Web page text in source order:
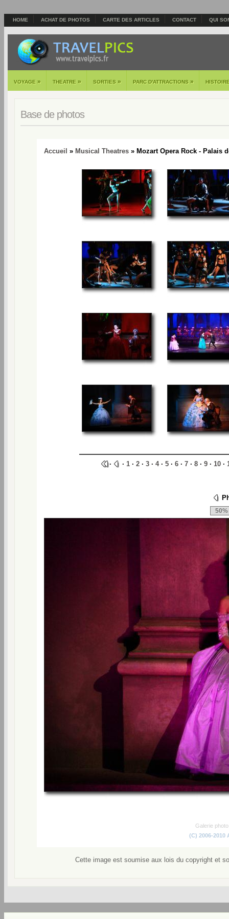
HOME ACHAT DE PHOTOS CARTE DES ARTICLES CONTACT QUI
VOYAGE » THEATRE » SORTIES » PARC D'ATTRACTIONS »
Base de photos
Accueil » Musical Theatres » Mozart Opera Rock - Palais
· · 1 · 2 · 3 · 4· 5 · 6 · 7 · 8 · 9 · 10 ·
Galerie
(C) 2006-2010
Cette image est soumise aux lois du copyright et